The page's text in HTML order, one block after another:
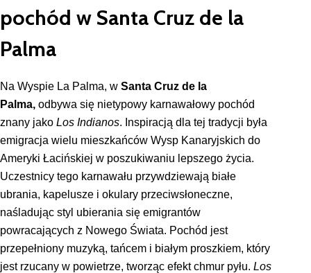
pochód w Santa Cruz de la
Palma
Na Wyspie La Palma, w Santa Cruz de la
Palma, odbywa się nietypowy karnawałowy pochód
znany jako Los Indianos. Inspiracją dla tej tradycji była
emigracja wielu mieszkańców Wysp Kanaryjskich do
Ameryki Łacińskiej w poszukiwaniu lepszego życia.
Uczestnicy tego karnawału przywdziewają białe
ubrania, kapelusze i okulary przeciwsłoneczne,
naśladując styl ubierania się emigrantów
powracających z Nowego Świata. Pochód jest
przepełniony muzyką, tańcem i białym proszkiem, który
jest rzucany w powietrze, tworząc efekt chmur pyłu. Los